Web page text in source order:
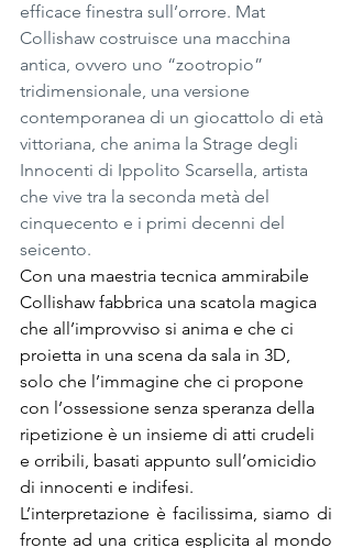
efficace finestra sull’orrore. Mat
Collishaw costruisce una macchina
antica, ovvero uno “zootropio”
tridimensionale, una versione
contemporanea di un giocattolo di età
vittoriana, che anima la Strage degli
Innocenti di Ippolito Scarsella, artista
che vive tra la seconda metà del
cinquecento e i primi decenni del
seicento.
Con una maestria tecnica ammirabile
Collishaw fabbrica una scatola magica
che all’improvviso si anima e che ci
proietta in una scena da sala in 3D,
solo che l’immagine che ci propone
con l’ossessione senza speranza della
ripetizione è un insieme di atti crudeli
e orribili, basati appunto sull’omicidio
di innocenti e indifesi.
L’interpretazione è facilissima, siamo di
fronte ad una critica esplicita al mondo